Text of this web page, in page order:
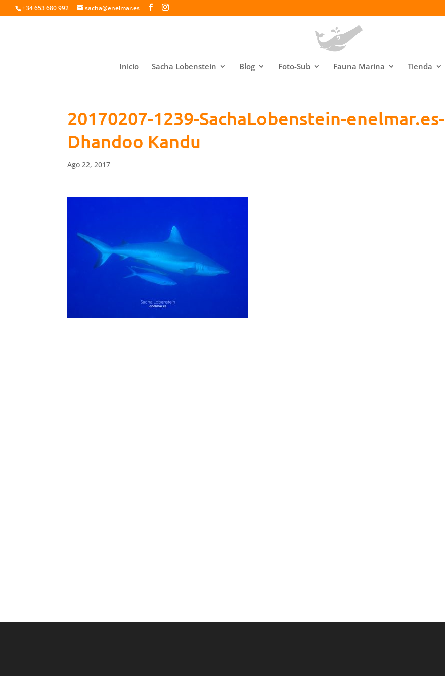
+34 653 680 992 sacha@enelmar.es
Inicio Sacha Lobenstein Blog Foto-Sub Fauna Marina Tienda
20170207-1239-SachaLobenstein-enelmar.es-
Dhandoo Kandu
Ago 22, 2017